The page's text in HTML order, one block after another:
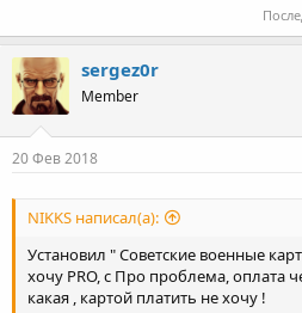
sergez0r
Member
20 Фев 2018
NIKKS написал(а):
Установил " Советские военные
хочу PRO, с Про проблема, оплата
какая , картой платить не хочу !